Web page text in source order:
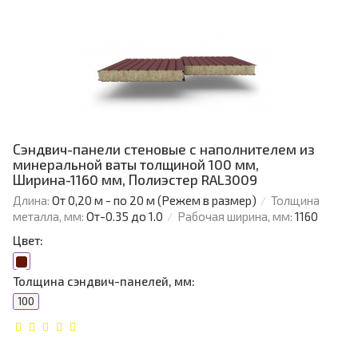
Сэндвич-панели стеновые с наполнителем из
минеральной ваты толщиной 100 мм,
Ширина-1160 мм, Полиэстер RAL3009
Длина: От 0,20 м - по 20 м (Режем в размер)
Толщина
металла, мм: От-0.35 до 1.0 Рабочая ширина, мм: 1160
Цвет:
Толщина сэндвич-панелей, мм:
100